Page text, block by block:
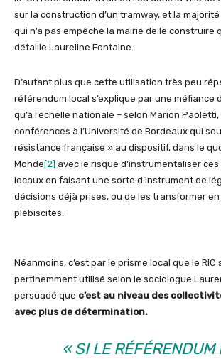
sur la construction d’un tramway, et la
qui n’a pas empêché la mairie de le construire
détaille Laureline Fontaine.
D’autant plus que cette utilisation très peu
référendum local s’explique par une méfiance
qu’à l’échelle nationale – selon Marion
conférences à l’Université de Bordeaux qui
résistance française » au dispositif, dans le
Monde[2] avec le risque d’instrumentaliser
locaux en faisant une sorte d’instrument de
décisions déjà prises, ou de les transformer
plébiscites.
Néanmoins, c’est par le prisme local que le RIC
pertinemment utilisé selon le sociologue
persuadé que c’est au niveau des
avec plus de détermination.
« SI LE RÉFÉRENDUM